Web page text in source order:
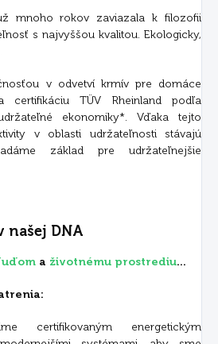
mnoho rokov zaviazala k filozofii
s najvyššou kvalitou. Ekologicky,
v odvetví krmív pre domáce
certifikáciu TÜV Rheinland podľa
ekonomiky*. Vďaka tejto
v oblasti udržateľnosti stávajú
základ pre udržateľnejšie
DNA
a životnému prostrediu...
certifikovaným energetickým